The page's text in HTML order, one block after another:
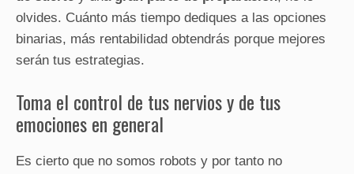
olvides. Cuánto más tiempo dediques a las opciones
binarias, más rentabilidad obtendrás porque mejores
serán tus estrategias.
Toma el control de tus nervios y de tus
emociones en general
Es cierto que no somos robots y por tanto no